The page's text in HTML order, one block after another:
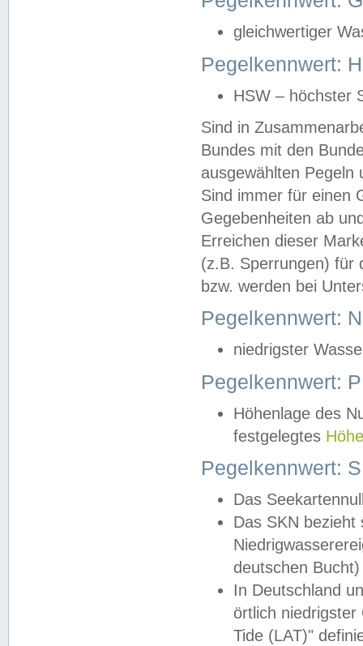
gleichwertiger
Pegelkennwert:
HSW – höchster
Sind in
Bundes mit den
ausgewählten
Sind immer für einen
Gegebenheiten ab
Erreichen dieser
(z.B. Sperrungen) für
bzw. werden bei
Pegelkennwert:
niedrigster
Pegelkennwert:
Höhenlage des
festgelegtes
Pegelkennwert:
Das
Das SKN
deutschen
In Deutschland
örtlich
Tide (LAT)"